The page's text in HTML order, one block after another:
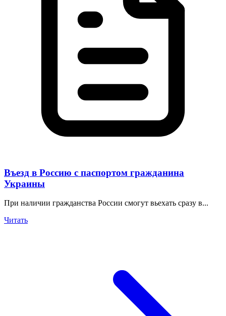
Въезд в Россию с паспортом гражданина
Украины
При наличии гражданства России смогут вьехать сразу в...
Читать